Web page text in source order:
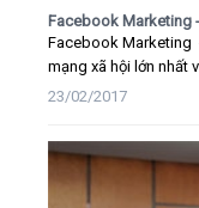
Facebook Marketing
Facebook Marketing
mạng xã hội lớn nhất
23/02/2017